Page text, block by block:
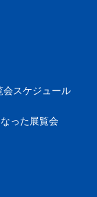
会スケジュール
った展覧会